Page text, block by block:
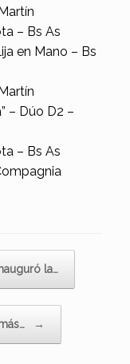
– Bs As
en Mano – Bs
– Dúo D2 –
– Bs As
la…
→